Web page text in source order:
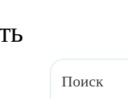
Поиск